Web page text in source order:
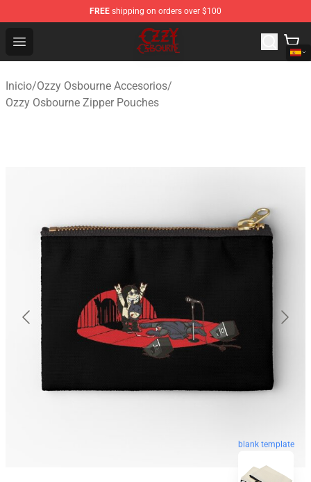
FREE shipping on orders over $100
Open menu
Ozzy Osbourne Store - Official Ozzy Osbourne
Inicio/Ozzy Osbourne Accesorios/
Ozzy Osbourne Zipper Pouches
blank template